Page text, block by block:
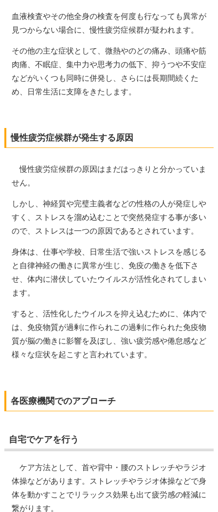
血液検査やその他全身の検査を何度も行なっても異常が
見つからない場合に、慢性疲労症候群が疑われます。
その他の主な症状として、微熱やのどの痛み、頭痛や筋
肉痛、不眠症、集中力や思考力の低下、抑うつや不安症
などがいくつも同時に併発し、さらには長期間続くた
め、日常生活に支障をきたします。
慢性疲労症候群が発生する原因
慢性疲労症候群の原因はまだはっきりと分かっていま
せん。
しかし、神経質や完璧主義者などの性格の人が発症しや
すく、ストレスを溜め込むことで突然発症する事が多い
ので、ストレスは一つの原因であるとされています。
身体は、仕事や学校、日常生活で強いストレスを感じる
と自律神経の働きに異常が生じ、免疫の働きを低下さ
せ、体内に潜伏していたウイルスが活性化されてしまい
ます。
すると、活性化したウイルスを抑え込むために、体内で
は、免疫物質が過剰に作られこの過剰に作られた免疫物
質が脳の働きに影響を及ぼし、強い疲労感や倦怠感など
様々な症状を起こすと言われています。
各医療機関でのアプローチ
自宅でケアを行う
ケア方法として、首や背中・腰のストレッチやラジオ
体操などがあります。ストレッチやラジオ体操などで身
体を動かすことでリラックス効果も出て疲労感の軽減に
繋がります。